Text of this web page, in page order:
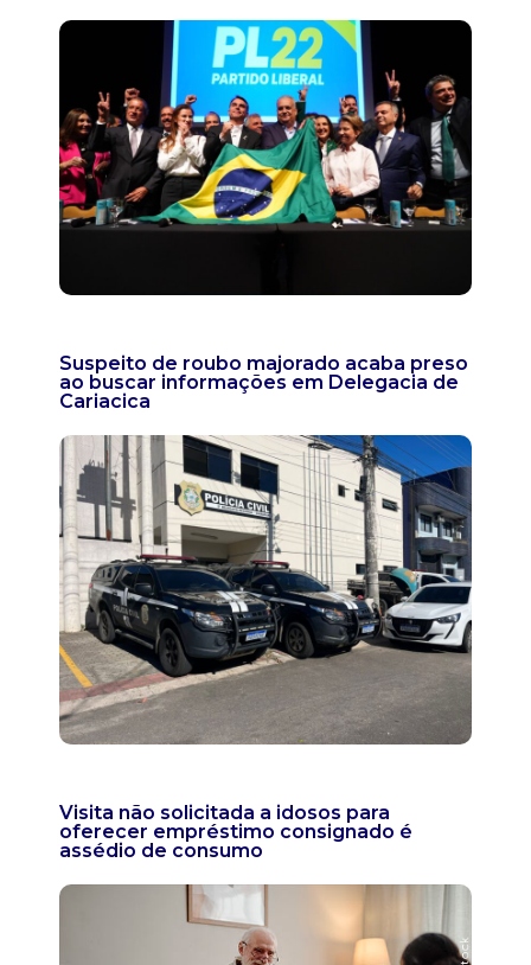
Suspeito de roubo majorado acaba preso
ao buscar informações em Delegacia de
Cariacica
Visita não solicitada a idosos para
oferecer empréstimo consignado é
assédio de consumo